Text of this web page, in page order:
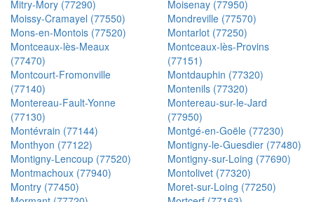
Mitry-Mory (77290)
Moisenay (77950)
Moissy-Cramayel (77550)
Mondreville (77570)
Mons-en-Montois (77520)
Montarlot (77250)
Montceaux-lès-Meaux
(77470)
Montceaux-lès-Provins
(77151)
Montcourt-Fromonville
(77140)
Montdauphin (77320)
Montenils (77320)
Montereau-Fault-Yonne
(77130)
Montereau-sur-le-Jard
(77950)
Montévrain (77144)
Montgé-en-Goële (77230)
Monthyon (77122)
Montigny-le-Guesdier (77480)
Montigny-Lencoup (77520)
Montigny-sur-Loing (77690)
Montmachoux (77940)
Montolivet (77320)
Montry (77450)
Moret-sur-Loing (77250)